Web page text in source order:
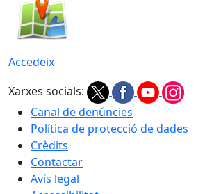
Accedeix
Xarxes socials:
Canal de denúncies
Política de protecció de dades
Crèdits
Contactar
Avís legal